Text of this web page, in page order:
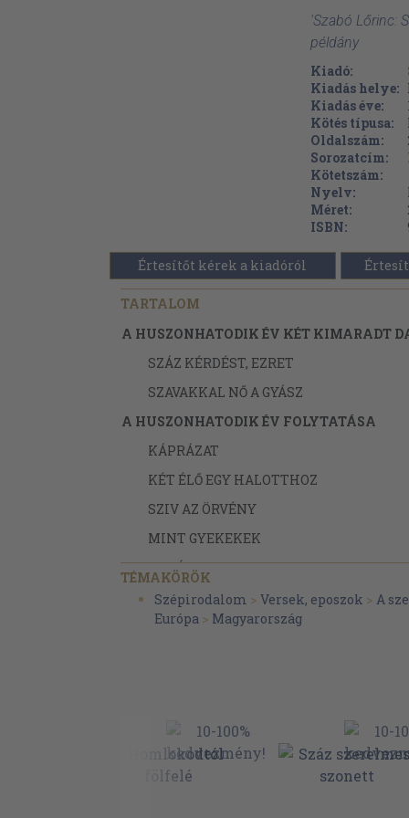
'Szabó Lőrinc:
példány
Kiadó:
Kiadás helye:
Kiadás éve:
Kötés típusa:
Oldalszám:
Sorozatcím:
Kötetszám:
Nyelv:
Méret:
ISBN:
Értesítőt kérek a kiadóról
TARTALOM
A HUSZONHATODIK ÉV KÉT KIMARADT
SZÁZ KÉRDÉST, EZRET
SZAVAKKAL NŐ A GYÁSZ
A HUSZONHATODIK ÉV FOLYTATÁSA
KÁPRÁZAT
KÉT ÉLŐ EGY HALOTTHOZ
SZIV AZ ÖRVÉNY
MINT GYEKEKEK
A CSÓKOD?
RÁTI ALKONY
AHOGY LEHET
OLTÓ KÉPZELET
VONATON
TÉMAKÖRÖK
Szépirodalom > Versek, eposzok > A
Európa > Magyarország